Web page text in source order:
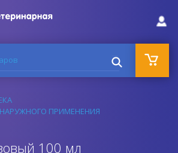
ПРИМЕНЕНИЯ
100 мл